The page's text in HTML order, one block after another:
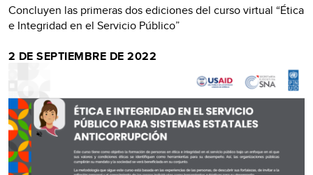
Concluyen las primeras dos ediciones del curso virtual “Ética
e Integridad en el Servicio Público”
2 DE SEPTIEMBRE DE 2022